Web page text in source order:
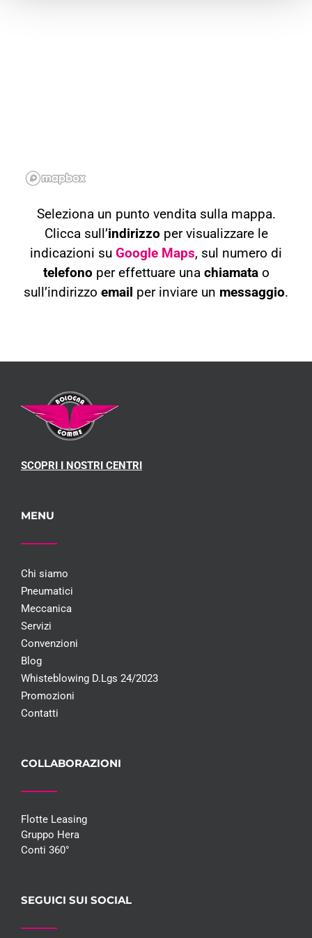
Seleziona un punto vendita sulla mappa.
Clicca sull’indirizzo per visualizzare le
indicazioni su Google Maps, sul numero di
telefono per effettuare una chiamatao
sull’indirizzo email per inviare un messaggio.
SCOPRI I NOSTRI CENTRI
MENU
Chi siamo
Pneumatici
Meccanica
Servizi
Convenzioni
Blog
Whisteblowing D.Lgs 24/2023
Promozioni
Contatti
COLLABORAZIONI
Flotte Leasing
Gruppo Hera
Conti 360°
SEGUICI SUI SOCIAL